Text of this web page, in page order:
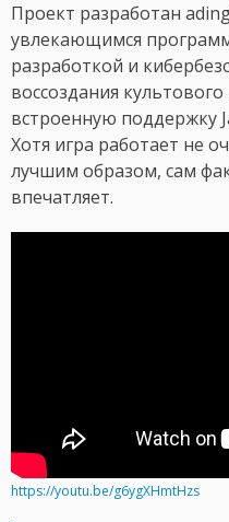
Проект разработан
увлекающимся
разработкой и
воссоздания
встроенную поддержку
Хотя игра работает не
лучшим образом, сам
впечатляет.
https://youtu.be/g6ygXHmtHzs